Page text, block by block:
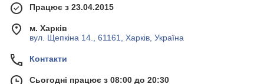
Працює з 23.04.2015
м. Харків
вул. Щепкіна 14., 61161, Харків, Україна
Контакти
Сьогодні працює з 08:00 до 20:30